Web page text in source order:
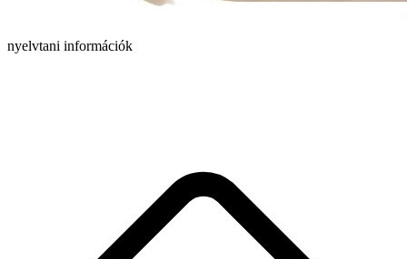
nyelvtani információk